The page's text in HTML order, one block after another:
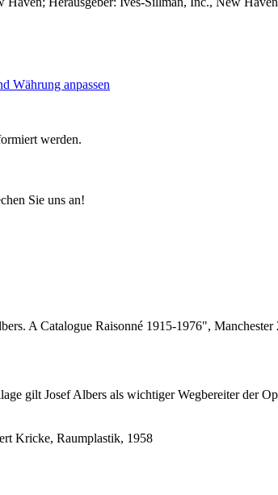
Währung anpassen
werden.
Sie uns an!
A Catalogue Raisonné 1915-1976", Manchester
gilt Josef Albers als wichtiger Wegbereiter der
Kricke, Raumplastik, 1958